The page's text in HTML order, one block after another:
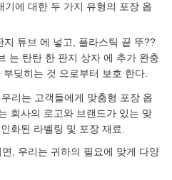
에 대한 두 가지 유형의 포장 옵
지 튜브 에 넣고, 플라스틱 끝 뚜??
는 탄탄 한 판지 상자 에 추가 완충
딪히는 것 으로부터 보호 한다.
리는 고객들에게 맞춤형 포장 옵
회사의 로고와 브랜드가 있는 맞
화된 라벨링 및 포장 재료.
, 우리는 귀하의 필요에 맞게 다양